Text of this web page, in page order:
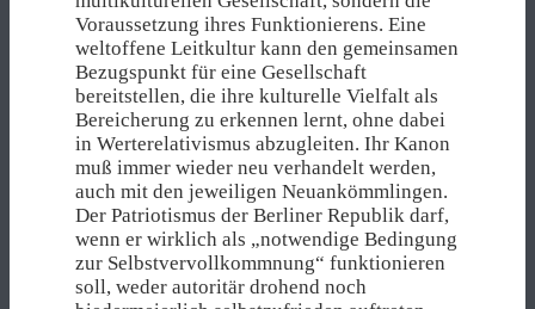
Voraussetzung ihres Funktionierens. Eine
weltoffene Leitkultur kann den gemeinsamen
Bezugspunkt für eine Gesellschaft
bereitstellen, die ihre kulturelle Vielfalt als
Bereicherung zu erkennen lernt, ohne dabei
in Werterelativismus abzugleiten. Ihr Kanon
muß immer wieder neu verhandelt werden,
auch mit den jeweiligen Neuankömmlingen.
Der Patriotismus der Berliner Republik darf,
wenn er wirklich als „notwendige Bedingung
zur Selbstvervollkommnung“ funktionieren
soll, weder autoritär drohend noch